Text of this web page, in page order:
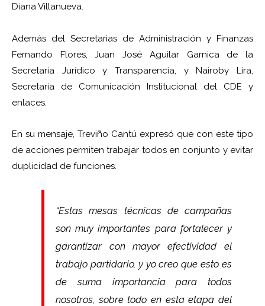
Diana Villanueva.
Además del Secretarias de Administración y Finanzas
Fernando Flores, Juan José Aguilar Garnica de la
Secretaria Jurídico y Transparencia, y Nairoby Lira,
Secretaria de Comunicación Institucional del CDE y
enlaces.
En su mensaje, Treviño Cantú expresó que con este tipo
de acciones permiten trabajar todos en conjunto y evitar
duplicidad de funciones.
“Estas mesas técnicas de campañas
son muy importantes para fortalecer y
garantizar con mayor efectividad el
trabajo partidario, y yo creo que esto es
de suma importancia para todos
nosotros, sobre todo en esta etapa del